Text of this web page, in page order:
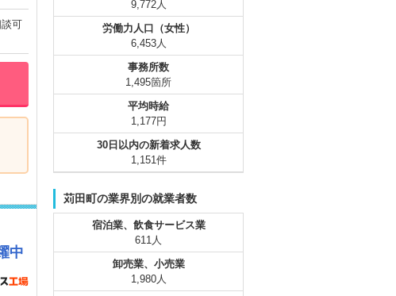
可
中
9,772人
労働力人口（女性）
6,453人
事務所数
1,495箇所
平均時給
1,177円
30日以内の新着求人数
1,151件
苅田町の業界別の就業者数
宿泊業、飲食サービス業
611人
卸売業、小売業
1,980人